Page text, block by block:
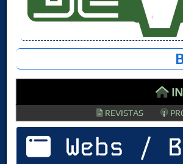
REVISTAS
Webs /